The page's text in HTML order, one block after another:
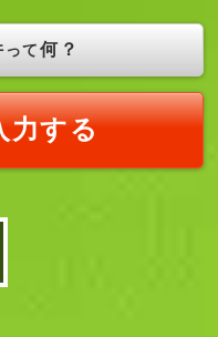
って何？
力する